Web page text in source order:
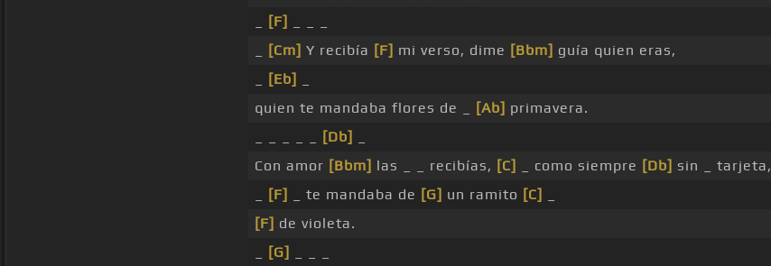
[F]
[Cm] Y recibía [F] mi verso, dime [Bbm] guía quien eras,
[Eb]
quien te mandaba flores de _
[Ab] primavera.
[Db]
Con amor [Bbm] las _ _ recibías, [C] _ como siempre [Db] sin _ tarjeta,
[F] _ te mandaba de [G] un ramito [C]
[F] de violeta.
[G]